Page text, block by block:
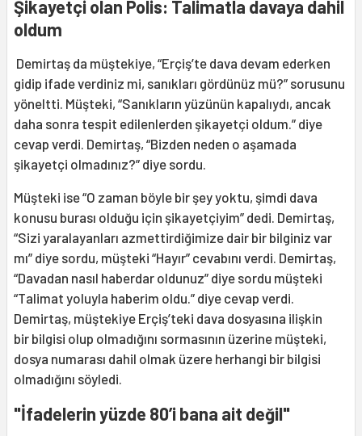
Şikayetçi olan Polis: Talimatla davaya dahil
oldum
Demirtaş da müştekiye, “Erçiş’te dava devam ederken
gidip ifade verdiniz mi, sanıkları gördünüz mü?” sorusunu
yöneltti. Müşteki, “Sanıkların yüzünün kapalıydı, ancak
daha sonra tespit edilenlerden şikayetçi oldum.” diye
cevap verdi. Demirtaş, “Bizden neden o aşamada
şikayetçi olmadınız?” diye sordu.
Müşteki ise “O zaman böyle bir şey yoktu, şimdi dava
konusu burası olduğu için şikayetçiyim” dedi. Demirtaş,
“Sizi yaralayanları azmettirdiğimize dair bir bilginiz var
mı” diye sordu, müşteki “Hayır” cevabını verdi. Demirtaş,
“Davadan nasıl haberdar oldunuz” diye sordu müşteki
“Talimat yoluyla haberim oldu.” diye cevap verdi.
Demirtaş, müştekiye Erçiş’teki dava dosyasına ilişkin
bir bilgisi olup olmadığını sormasının üzerine müşteki,
dosya numarası dahil olmak üzere herhangi bir bilgisi
olmadığını söyledi.
"İfadelerin yüzde 80’i bana ait değil"